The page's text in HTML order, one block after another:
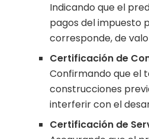
Indicando que el
pagos del impuesto
corresponde, de
Certificación de
Confirmando que el
construcciones
interferir con el
Certificación de